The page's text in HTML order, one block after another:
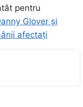
pentru
Glover și
afectați